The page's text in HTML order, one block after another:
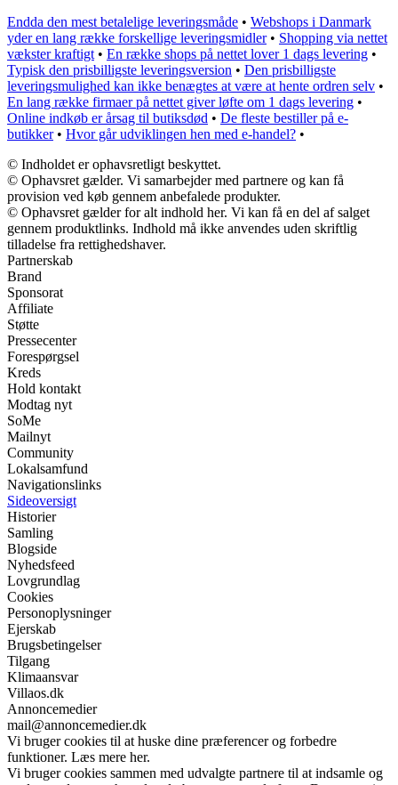
Endda den mest betalelige leveringsmåde • Webshops i Danmark
yder en lang række forskellige leveringsmidler• Shopping via nettet
vækster kraftigt • En række shops på nettet lover 1 dags levering •
Typisk den prisbilligste leveringsversion • Den prisbilligste
leveringsmulighed kan ikke benægtes at være at hente ordren selv •
En lang række firmaer på nettet giver løfte om 1 dags levering •
Online indkøb er årsag til butiksdød • De fleste bestiller på e-
butikker• Hvor går udviklingen hen med e-handel? •
© Indholdet er ophavsretligt beskyttet.
© Ophavsret gælder. Vi samarbejder med partnere og kan få
provision ved køb gennem anbefalede produkter.
© Ophavsret gælder for alt indhold her. Vi kan få en del af salget
gennem produktlinks. Indhold må ikke anvendes uden skriftlig
tilladelse fra rettighedshaver.
Partnerskab
Brand
Sponsorat
Affiliate
Støtte
Pressecenter
Forespørgsel
Kreds
Hold kontakt
Modtag nyt
SoMe
Mailnyt
Community
Lokalsamfund
Navigationslinks
Sideoversigt
Historier
Samling
Blogside
Nyhedsfeed
Lovgrundlag
Cookies
Personoplysninger
Ejerskab
Brugsbetingelser
Tilgang
Klimaansvar
Villaos.dk
Annoncemedier
mail@annoncemedier.dk
Vi bruger cookies til at huske dine præferencer og forbedre
funktioner. Læs mere her.
Vi bruger cookies sammen med udvalgte partnere til at indsamle og